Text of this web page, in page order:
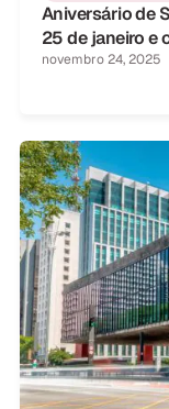
Aniversário de
25 de janeiro e
novembro 24, 2025